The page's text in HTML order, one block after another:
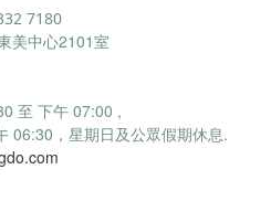
7180
美中心2101室
至 下午 07:00 ,
06:30， 星期日及公眾假期休息.